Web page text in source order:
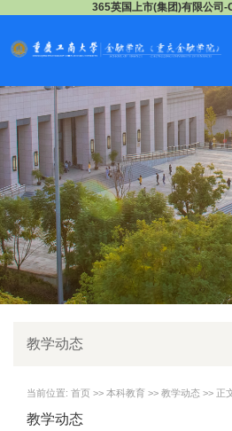
365英国上市(集团)有限公司
教学动态
当前位置: 首页 >> 本科教育 >> 教学动态 >> 正
教学动态